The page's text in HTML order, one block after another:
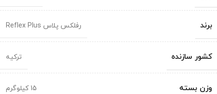
برند رفلکس پلاس Reflex Plus
کشور سازنده ترکیه
وزن بسته 15 کیلوگرم